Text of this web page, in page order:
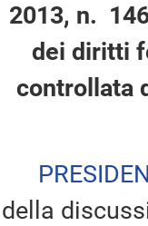
2013, n.
dei diritti
controllata
della